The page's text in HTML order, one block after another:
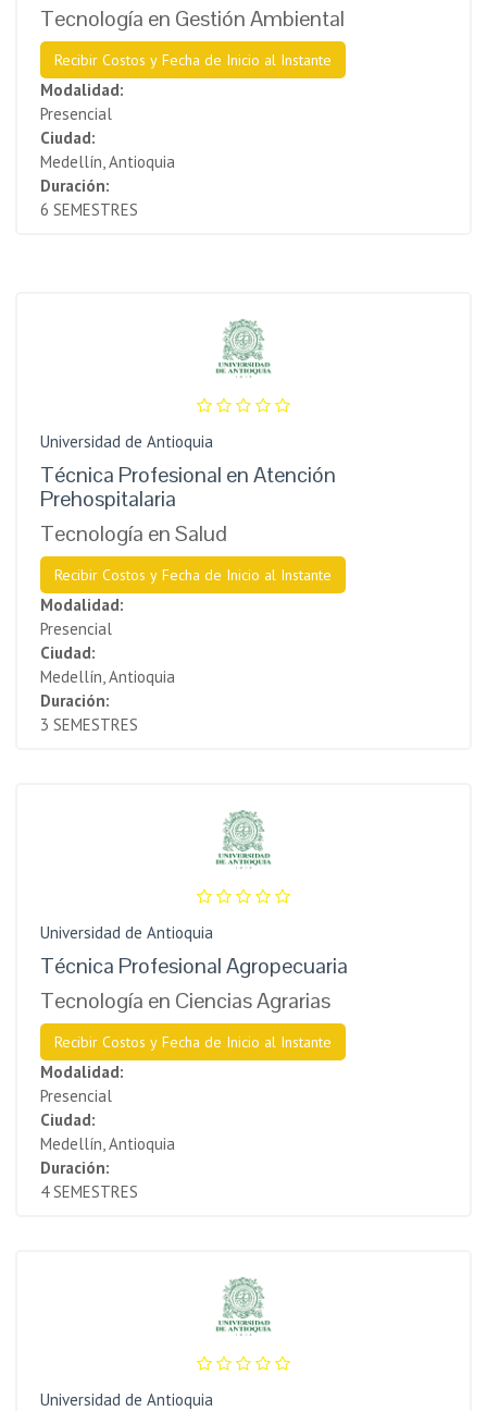
Tecnología en Gestión Ambiental
Recibir Costos y Fecha de Inicio al Instante
Modalidad:
Presencial
Ciudad:
Medellín, Antioquia
Duración:
6 SEMESTRES
Universidad de Antioquia
Técnica Profesional en Atención
Prehospitalaria
Tecnología en Salud
Recibir Costos y Fecha de Inicio al Instante
Modalidad:
Presencial
Ciudad:
Medellín, Antioquia
Duración:
3 SEMESTRES
Universidad de Antioquia
Técnica Profesional Agropecuaria
Tecnología en Ciencias Agrarias
Recibir Costos y Fecha de Inicio al Instante
Modalidad:
Presencial
Ciudad:
Medellín, Antioquia
Duración:
4 SEMESTRES
Universidad de Antioquia